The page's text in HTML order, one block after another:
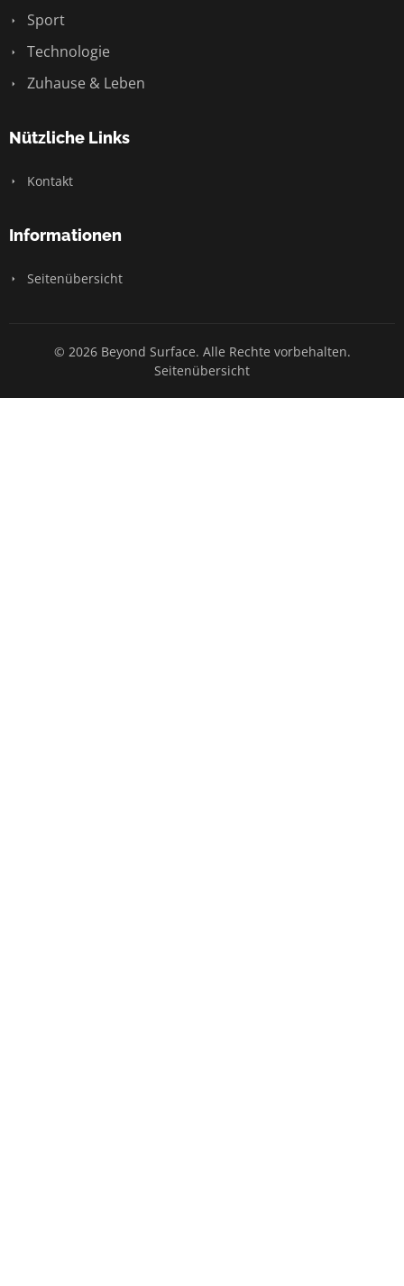
Sport
Technologie
Zuhause & Leben
Nützliche Links
Kontakt
Informationen
Seitenübersicht
© 2026 Beyond Surface. Alle Rechte vorbehalten.
Seitenübersicht